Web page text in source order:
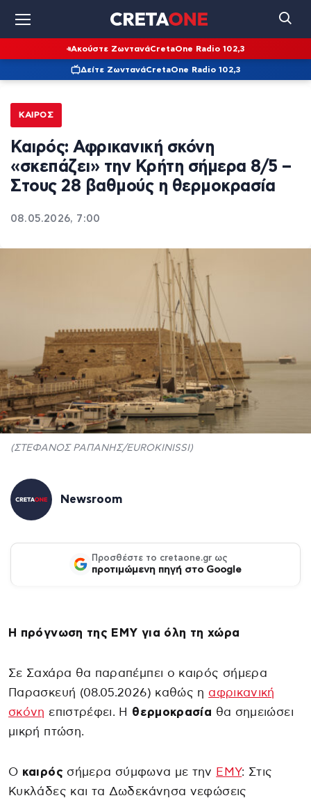
Ακούστε ΖωντανάCretaOne Radio 102,3
Δείτε ΖωντανάCretaOne Radio 102,3
ΚΑΙΡΌΣ
Καιρός: Αφρικανική σκόνη
«σκεπάζει» την Κρήτη σήμερα 8/5 –
Στους 28 βαθμούς η θερμοκρασία
08.05.2026, 7:00
(ΣΤΕΦΑΝΟΣ ΡΑΠΑΝΗΣ/EUROKINISSI)
Newsroom
Προσθέστε το cretaone.gr ως
προτιμώμενη πηγή στο Google
Η πρόγνωση της ΕΜΥ για όλη τη χώρα
Σε Σαχάρα θα παραπέμπει ο καιρός σήμερα
Παρασκευή (08.05.2026) καθώς η αφρικανική
σκόνη επιστρέφει. Η θερμοκρασία θα σημειώσει
μικρή πτώση.
Ο καιρόςσήμερα σύμφωνα με την ΕΜΥ: Στις
Κυκλάδες και τα Δωδεκάνησα νεφώσεις